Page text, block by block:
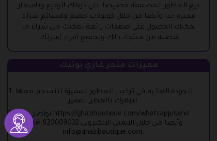
بيع العطور المصممة خصيصا على ذوقك الرفيع وباسعار
مميزة جدا وأيضا من خلال كوبونات خصم وقسائم شراء
يمكنك الحصول على صفقات رائعة تمكنك من شراء ما
تفضله من منتجات لك ولجميع أفراد أسرتك.
مميزات متجر غازي بوتيك
الجودة العالية في تركيب العطور المميزة لتنسجم معها
لتبهرك بالعطر المميز.
تواصل مع https://ghaziboutique.com/whatsapp/send
أو tel:920009032 وأيضا من خلال الايميل الالكتروني
info@ghaziboutique.com.